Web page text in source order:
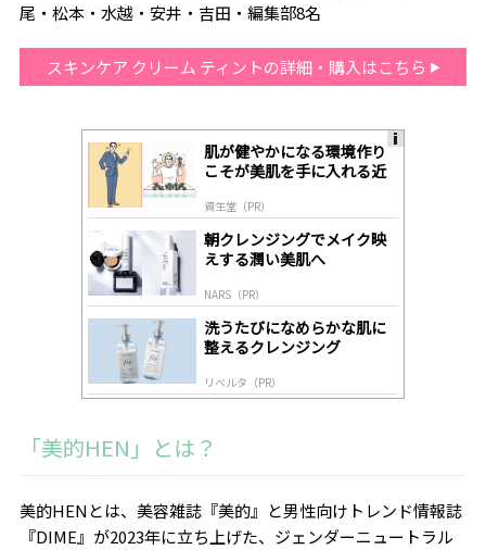
尾・松本・水越・安井・吉田・編集部8名
スキンケア クリーム ティントの詳細・購入はこちら
肌が健やかになる環境作り
こそが美肌を手に入れる近
資生堂（PR）
朝クレンジングでメイク映
えする潤い美肌へ
NARS（PR）
洗うたびになめらかな肌に
整えるクレンジング
リベルタ（PR）
「美的HEN」とは？
美的HENとは、美容雑誌『美的』と男性向けトレンド情報誌
『DIME』が2023年に立ち上げた、ジェンダーニュートラル